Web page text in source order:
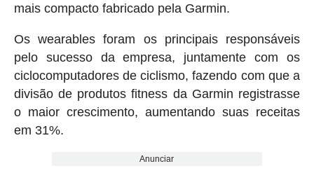
mais compacto fabricado pela Garmin.
Os wearables foram os principais responsáveis
pelo sucesso da empresa, juntamente com os
ciclocomputadores de ciclismo, fazendo com que a
divisão de produtos fitness da Garmin registrasse
o maior crescimento, aumentando suas receitas
em 31%.
Anunciar